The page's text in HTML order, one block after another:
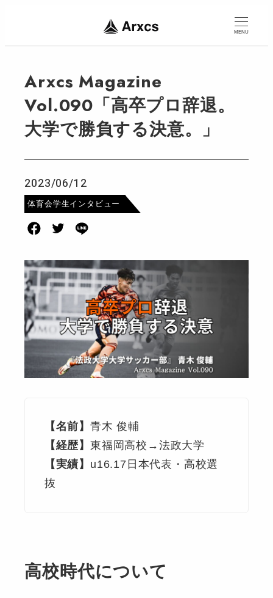
MENU
Arxcs Magazine
Vol.090「高卒プロ辞退。
大学で勝負する決意。」
投稿日
2023/06/12
カテゴリー
体育会学生インタビュー
【名前】 青木 俊輔
【経歴】 東福岡高校→法政大学
【実績】 u16.17日本代表・高校選
抜
高校時代について